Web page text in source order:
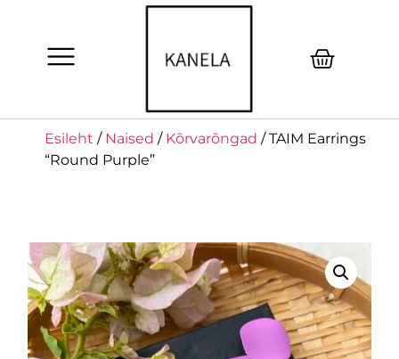
Esileht / Naised / Kõrvarõngad / TAIM Earrings
“Round Purple”